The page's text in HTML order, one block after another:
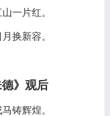
一片红。
换新容。
》观后
铸辉煌。